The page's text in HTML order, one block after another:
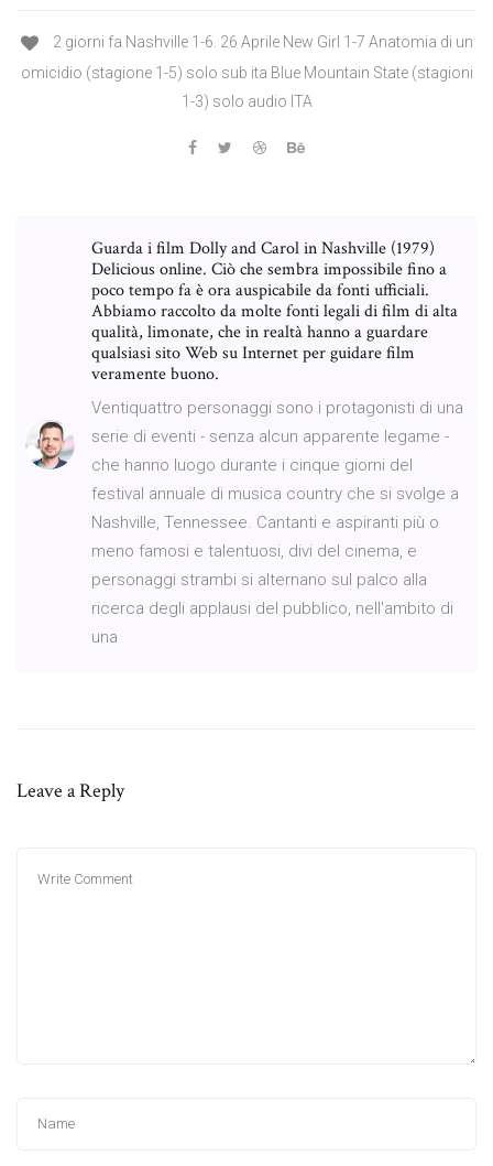
2 giorni fa Nashville 1-6. 26 Aprile New Girl 1-7 Anatomia di un
omicidio (stagione 1-5) solo sub ita Blue Mountain State (stagioni
1-3) solo audio ITA
Guarda i film Dolly and Carol in Nashville (1979)
Delicious online. Ciò che sembra impossibile fino a
poco tempo fa è ora auspicabile da fonti ufficiali.
Abbiamo raccolto da molte fonti legali di film di alta
qualità, limonate, che in realtà hanno a guardare
qualsiasi sito Web su Internet per guidare film
veramente buono.
Ventiquattro personaggi sono i protagonisti di una
serie di eventi - senza alcun apparente legame -
che hanno luogo durante i cinque giorni del
festival annuale di musica country che si svolge a
Nashville, Tennessee. Cantanti e aspiranti più o
meno famosi e talentuosi, divi del cinema, e
personaggi strambi si alternano sul palco alla
ricerca degli applausi del pubblico, nell'ambito di
una
Leave a Reply